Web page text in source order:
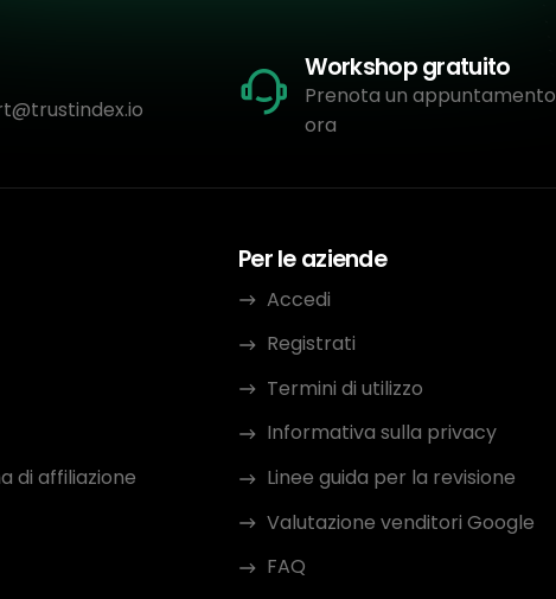
Workshop gratuito
Prenota un appuntamento
ora
di affiliazione
Per le aziende
Accedi
Registrati
Termini di utilizzo
Informativa sulla privacy
Linee guida per la revisione
Valutazione venditori Google
FAQ